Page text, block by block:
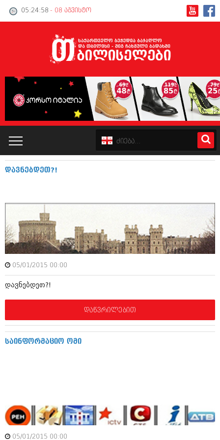
05:24:59 - 08 აგვისტო
პოლიტიკა
ინტერვიუები
საზოგადოება
მოდი, ვილაპარაკოთ
სპორტი
კატალოგი
ინტერვიუები
ამბები
საზოგადოება
მოდი, ვილაპარაკოთ
მედიცინა
ავტორჩევები
ბელადები
დავნებდეთ?!
05/01/2015 00:00
დავნებდეთ?!
დაწვრილებით
საინფორმაციო ომი
05/01/2015 00:00